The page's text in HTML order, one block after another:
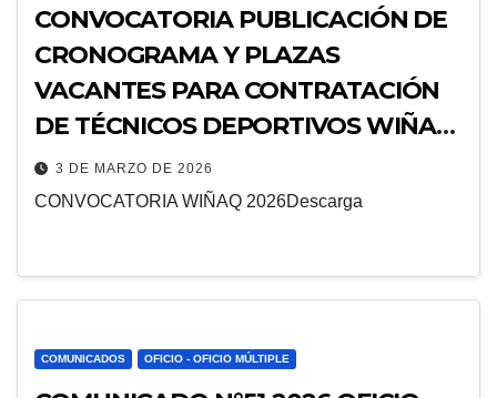
CONVOCATORIA PUBLICACIÓN DE
CRONOGRAMA Y PLAZAS
VACANTES PARA CONTRATACIÓN
DE TÉCNICOS DEPORTIVOS WIÑAQ
2026
3 DE MARZO DE 2026
CONVOCATORIA WIÑAQ 2026Descarga
COMUNICADOS OFICIO - OFICIO MÚLTIPLE